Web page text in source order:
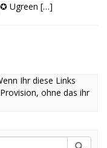
✪ Ugreen […]
Ihr diese Links
ohne das ihr